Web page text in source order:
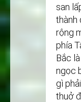
san
thành
rộng
phía
Bắc
ngọc
gì
thuở